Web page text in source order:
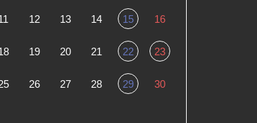
12 13 14 15 16
19 20 21 22 23
26 27 28 29 30